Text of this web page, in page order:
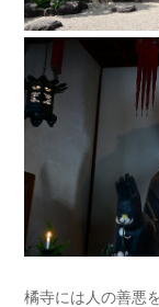
橘寺には人の善悪